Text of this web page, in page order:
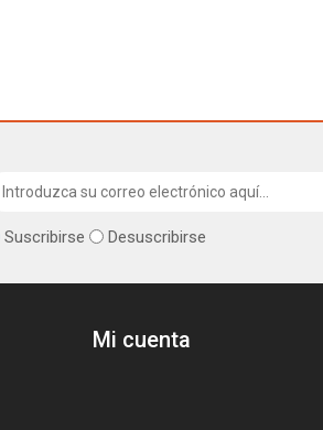
Suscribirse
Desuscribirse
Mi cuenta